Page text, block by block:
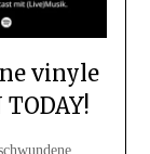
vinyle